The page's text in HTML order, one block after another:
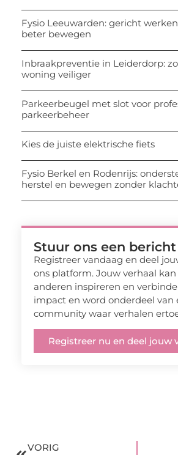
Fysio Leeuwarden: gericht
beter bewegen
Inbraakpreventie in Leiderdorp:
woning veiliger
Parkeerbeugel met slot voor
parkeerbeheer
Kies de juiste elektrische fiets
Fysio Berkel en Rodenrijs:
herstel en bewegen zonder
Stuur ons een bericht
Registreer vandaag en deel
ons platform. Jouw verhaal
anderen inspireren en
impact en word onderdeel van
community waar verhalen
Registreer nu en deel jouw
VORIG